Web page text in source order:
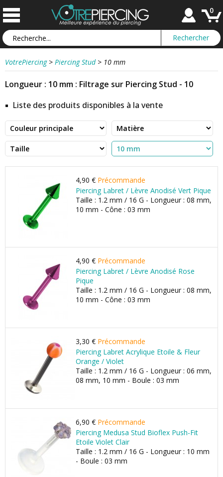
0
VotrePiercing > Piercing Stud > 10 mm
Longueur : 10 mm : Filtrage sur Piercing Stud - 10
Liste des produits disponibles à la vente
4,90 € Précommande
Piercing Labret / Lèvre Anodisé Vert Pique
Taille : 1.2 mm / 16 G - Longueur : 08 mm,
10 mm - Cône : 03 mm
4,90 € Précommande
Piercing Labret / Lèvre Anodisé Rose
Pique
Taille : 1.2 mm / 16 G - Longueur : 08 mm,
10 mm - Cône : 03 mm
3,30 € Précommande
Piercing Labret Acrylique Etoile & Fleur
Orange / Violet
Taille : 1.2 mm / 16 G - Longueur : 06 mm,
08 mm, 10 mm - Boule : 03 mm
6,90 € Précommande
Piercing Medusa Stud Bioflex Push-Fit
Etoile Violet Clair
Taille : 1.2 mm / 16 G - Longueur : 10 mm
- Boule : 03 mm